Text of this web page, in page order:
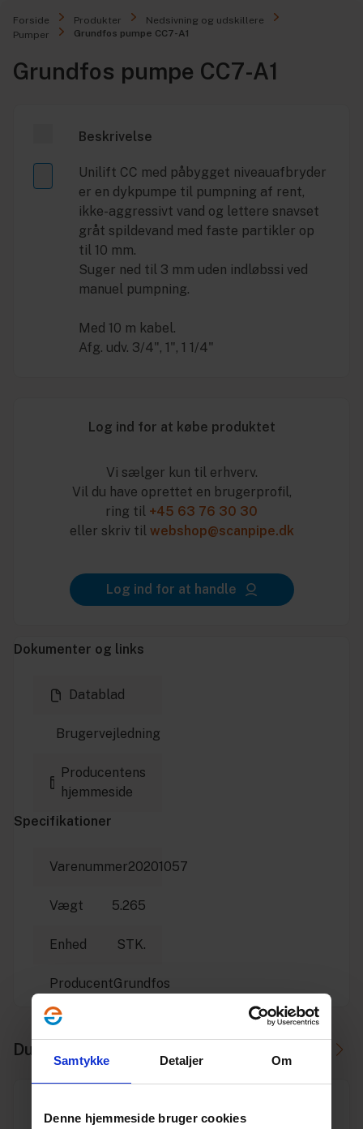
Samtykke Detaljer Om
Denne hjemmeside bruger cookies
Forside Produkter
Nedsivning og udskillere
Pumper
Grundfos pumpe CC7-A1
Grundfos pumpe CC7-A1
Beskrivelse
Unilift CC med påbygget niveauafbryder
er en dykpumpe til pumpning af rent,
ikke-aggressivt vand og lettere snavset
gråt spildevand med faste partikler op
til 10 mm.
Suger ned til 3 mm uden indløbssi ved
manuel pumpning.
Med 10 m kabel.
Afg. udv. 3/4", 1", 1 1/4"
Log ind for at købe produktet
Vi sælger kun til erhverv.
Vil du have oprettet en brugerprofil,
ring til +45 63 76 30 30
eller skriv til webshop@scanpipe.dk
Log ind for at handle
Dokumenter og links
Datablad
Brugervejledning
Producentens
hjemmeside
Specifikationer
Varenummer20201057
Vægt 5.265
Enhed STK.
ProducentGrundfos
Du skal måske også bruge